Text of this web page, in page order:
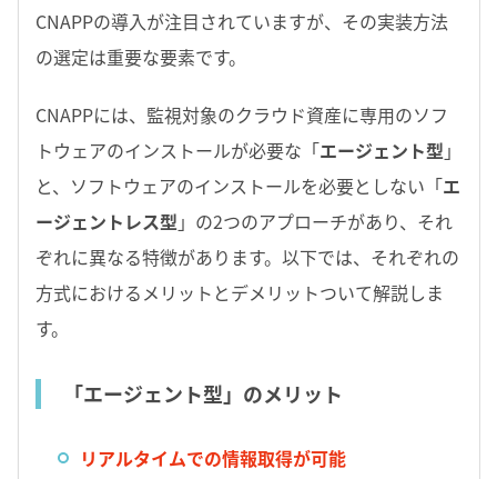
CNAPPの導入が注目されていますが、その実装方法
の選定は重要な要素です。
CNAPPには、監視対象のクラウド資産に専用のソフ
トウェアのインストールが必要な「エージェント型 」
と、ソフトウェアのインストールを必要としない「エ
ージェントレス型 」の2つのアプローチがあり、それ
ぞれに異なる特徴があります。以下では、それぞれの
方式におけるメリットとデメリットついて解説しま
す。
「エージェント型」のメリット
リアルタイムでの情報取得が可能